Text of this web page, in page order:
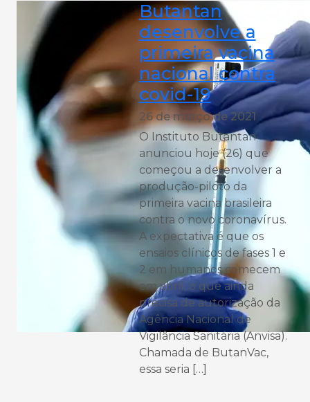
Butantan
desenvolve a
primeira vacina
nacional contra
covid-19
26 de março de 2021
O Instituto Butantan
anunciou hoje (26) que
começou a desenvolver a
produção-piloto da
primeira vacina brasileira
contra o novo coronavírus.
A expectativa é que os
ensaios clínicos de fases 1 e
2 em humanos comecem
em abril, o que ainda
precisa de autorização da
Agência Nacional de
Vigilância Sanitária (Anvisa).
Chamada de ButanVac,
essa seria […]